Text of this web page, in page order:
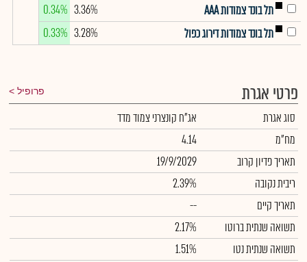
תל בונד צמודות AAA
3.36%
0.34%
תל בונד צמודות דירוג כפול
3.28%
0.33%
פרטי אגרת פרופיל
סוג אגרת
אג"ח קונצרני צמוד מדד
מח"מ
4.14
תאריך פדיון קרוב
19/9/2029
ריבית נקובה
2.39%
תאריך קיים
--
תשואה שנתית ברוטו
2.17%
תשואה שנתית נטו
1.51%